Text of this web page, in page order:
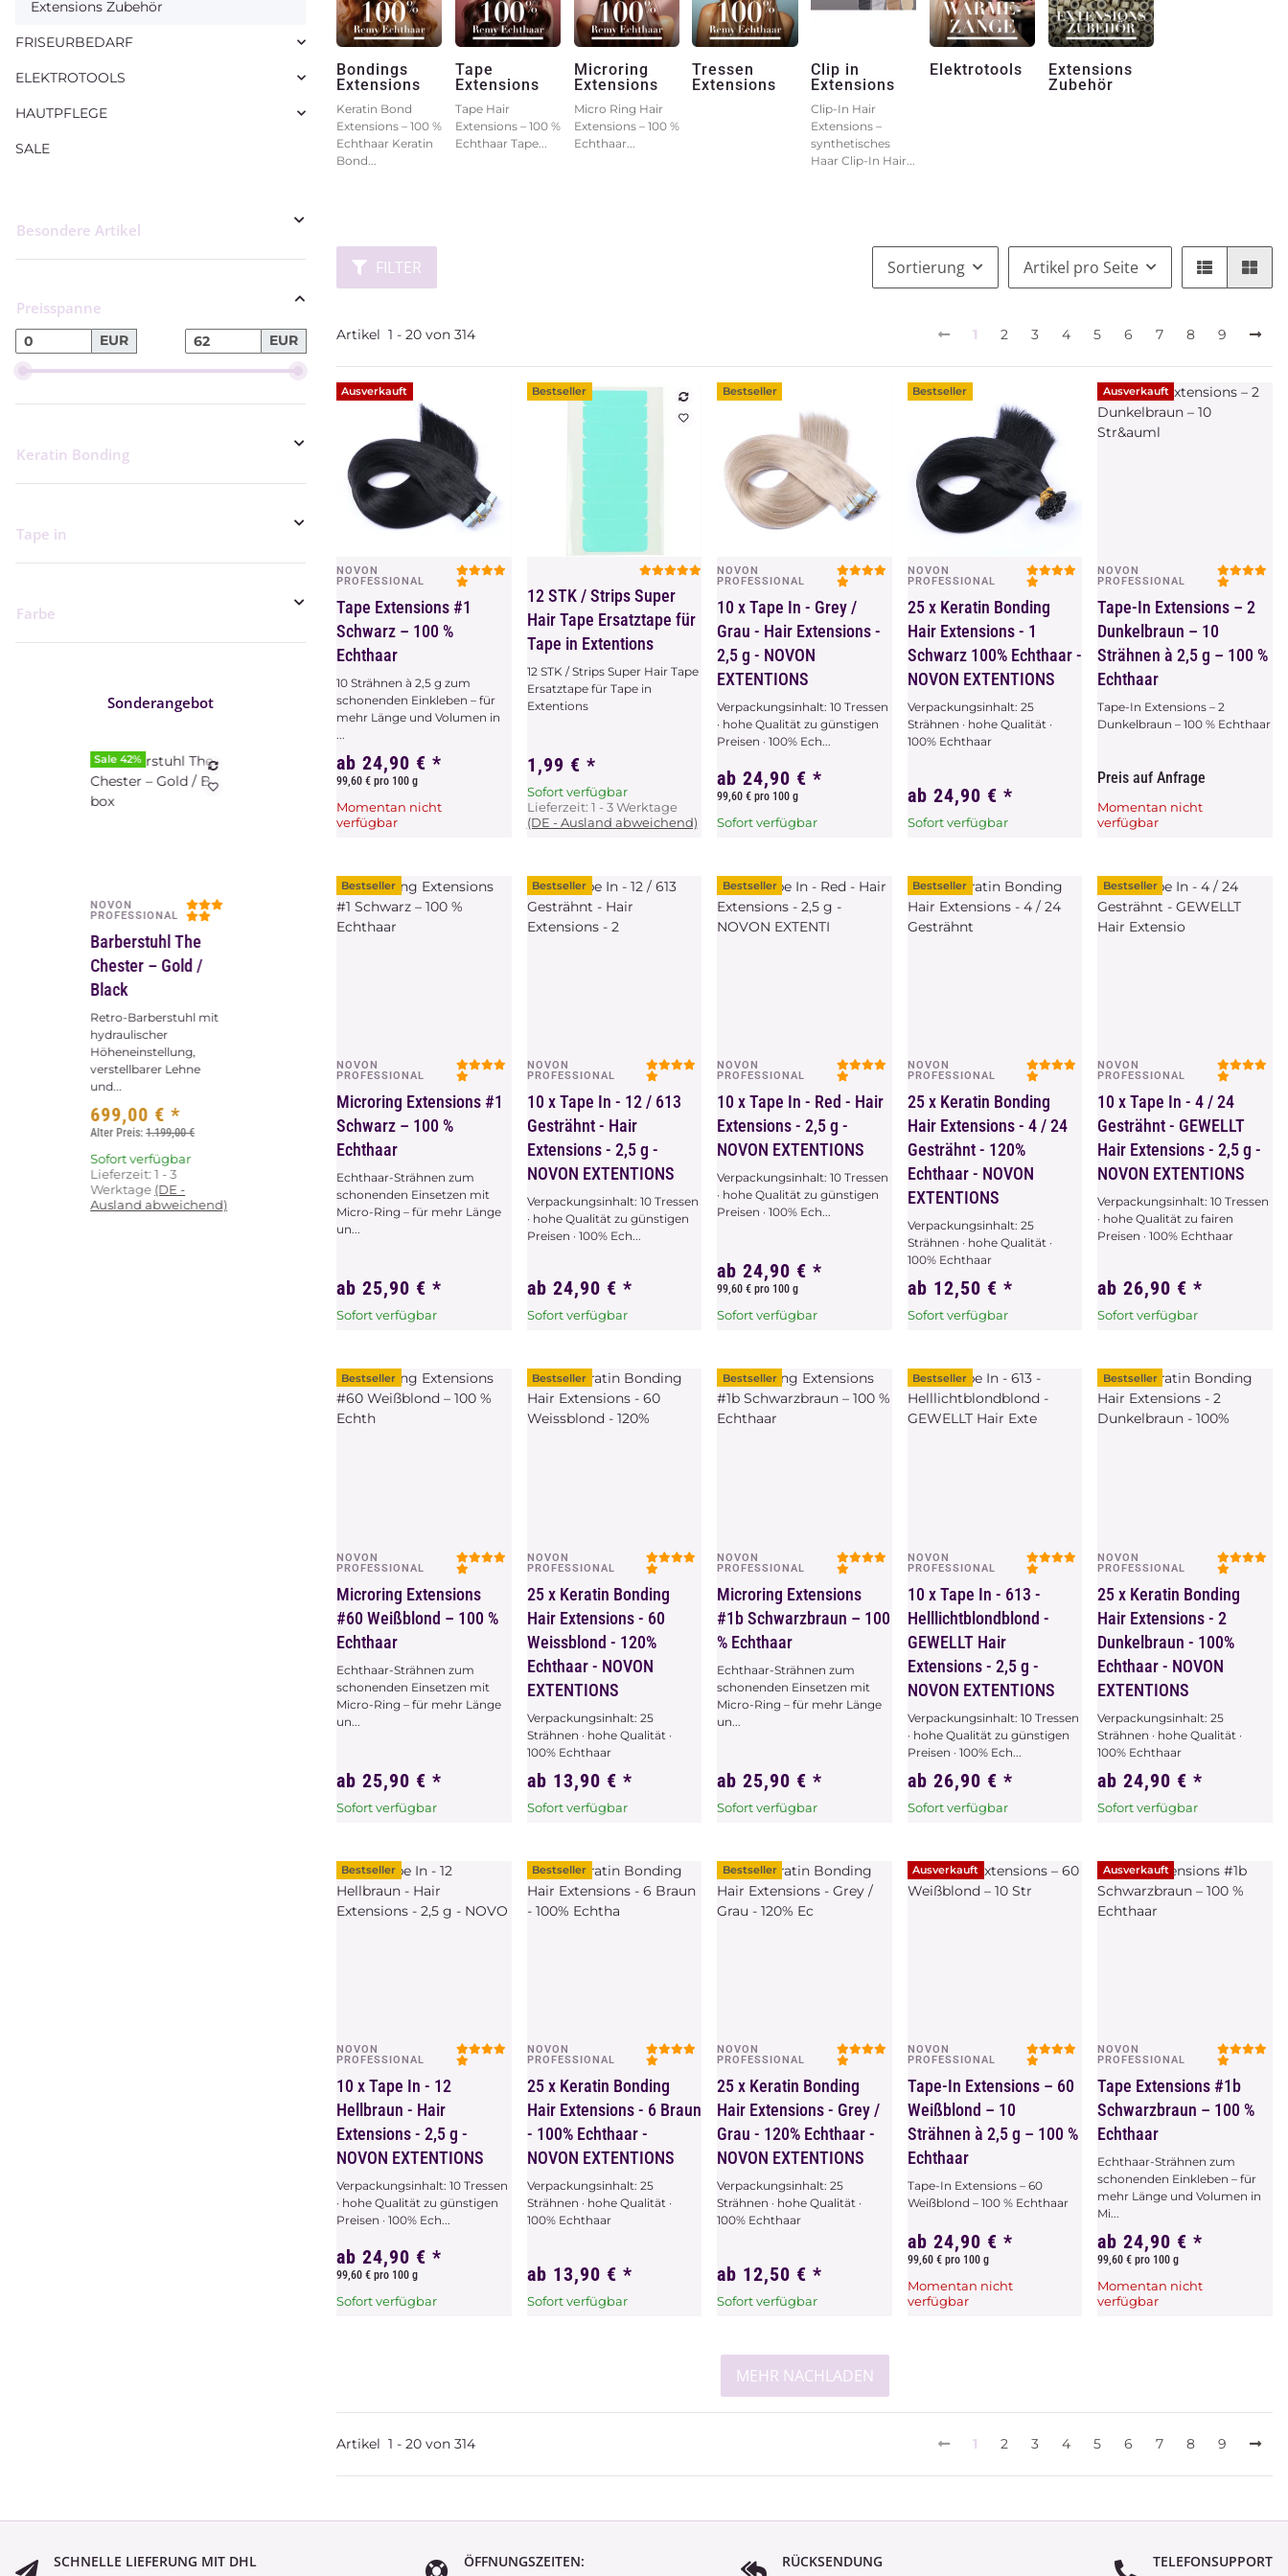
Bondings
Extensions
Keratin Bond
Extensions – 100 %
Echthaar Keratin
Bond...
Tape
Extensions
Tape Hair
Extensions – 100 %
Echthaar Tape...
Microring
Extensions
Micro Ring Hair
Extensions – 100 %
Echthaar...
Tressen
Extensions
Clip in
Extensions
Clip-In Hair
Extensions –
synthetisches
Haar Clip-In Hair...
Elektrotools
Extensions
Zubehör
FILTER Sortierung Artikel pro Seite
Artikel 1 - 20 von 314 1 2 3 4 5 6 7 8 9
Ausverkauft
Vorschau
NOVON
PROFESSIONAL
Tape Extensions #1
Schwarz – 100 %
Echthaar
10 Strähnen à 2,5 g zum
schonenden Einkleben – für
mehr Länge und Volumen in
...
ab 24,90 € *
99,60 € pro 100 g
Momentan nicht
verfügbar
Bestseller
Vorschau
12 STK / Strips Super
Hair Tape Ersatztape für
Tape in Extentions
12 STK / Strips Super Hair Tape
Ersatztape für Tape in
Extentions
1,99 € *
Sofort verfügbar
Lieferzeit: 1 - 3 Werktage
(DE - Ausland abweichend)
Bestseller
Vorschau
NOVON
PROFESSIONAL
10 x Tape In - Grey /
Grau - Hair Extensions -
2,5 g - NOVON
EXTENTIONS
Verpackungsinhalt: 10 Tressen
· hohe Qualität zu günstigen
Preisen · 100% Ech...
ab24,90 €*
99,60 € pro 100 g
Sofort verfügbar
bitte die gewünschte
Variation aus.
Bestseller
Vorschau
NOVON
PROFESSIONAL
25 x Keratin Bonding
Hair Extensions - 1
Schwarz 100% Echthaar -
NOVON EXTENTIONS
Verpackungsinhalt: 25
Strähnen · hohe Qualität ·
100% Echthaar
ab 24,90 € *
Sofort verfügbar
bitte die gewünschte
Variation aus.
Ausverkauft
Vorschau
NOVON
PROFESSIONAL
Tape-In Extensions – 2
Dunkelbraun – 10
Strähnen à 2,5 g – 100 %
Echthaar
Tape-In Extensions – 2
Dunkelbraun – 100 % Echthaar
Preis auf Anfrage
Momentan nicht
verfügbar
Bestseller
Vorschau
NOVON
PROFESSIONAL
Microring Extensions #1
Schwarz – 100 %
Echthaar
Echthaar-Strähnen zum
schonenden Einsetzen mit
Micro-Ring – für mehr Länge
un...
ab 25,90 € *
Sofort verfügbar
bitte die gewünschte
Variation aus.
Bestseller
Vorschau
NOVON
PROFESSIONAL
10 x Tape In - 12 / 613
Gesträhnt - Hair
Extensions - 2,5 g -
NOVON EXTENTIONS
Verpackungsinhalt: 10 Tressen
· hohe Qualität zu günstigen
Preisen · 100% Ech...
ab 24,90 € *
Sofort verfügbar
bitte die gewünschte
Variation aus.
Bestseller
Vorschau
NOVON
PROFESSIONAL
10 x Tape In - Red - Hair
Extensions - 2,5 g -
NOVON EXTENTIONS
Verpackungsinhalt: 10 Tressen
· hohe Qualität zu günstigen
Preisen · 100% Ech...
ab24,90 €*
99,60 € pro 100 g
Sofort verfügbar
bitte die gewünschte
Variation aus.
Bestseller
Vorschau
NOVON
PROFESSIONAL
25 x Keratin Bonding
Hair Extensions - 4 / 24
Gesträhnt - 120%
Echthaar - NOVON
EXTENTIONS
Verpackungsinhalt: 25
Strähnen · hohe Qualität ·
100% Echthaar
ab 12,50 € *
Sofort verfügbar
bitte die gewünschte
Variation aus.
Bestseller
Vorschau
NOVON
PROFESSIONAL
10 x Tape In - 4 / 24
Gesträhnt - GEWELLT
Hair Extensions - 2,5 g -
NOVON EXTENTIONS
Verpackungsinhalt: 10 Tressen
· hohe Qualität zu fairen
Preisen · 100% Echthaar
ab26,90 €*
Sofort verfügbar
bitte die gewünschte
Variation aus.
Bestseller
Vorschau
NOVON
PROFESSIONAL
Microring Extensions
#60 Weißblond – 100 %
Echthaar
Echthaar-Strähnen zum
schonenden Einsetzen mit
Micro-Ring – für mehr Länge
un...
ab 25,90 € *
Sofort verfügbar
bitte die gewünschte
Variation aus.
Bestseller
Vorschau
NOVON
PROFESSIONAL
25 x Keratin Bonding
Hair Extensions - 60
Weissblond - 120%
Echthaar - NOVON
EXTENTIONS
Verpackungsinhalt: 25
Strähnen · hohe Qualität ·
100% Echthaar
ab 13,90 € *
Sofort verfügbar
bitte die gewünschte
Variation aus.
Bestseller
Vorschau
NOVON
PROFESSIONAL
Microring Extensions
#1b Schwarzbraun – 100
% Echthaar
Echthaar-Strähnen zum
schonenden Einsetzen mit
Micro-Ring – für mehr Länge
un...
ab25,90 €*
Sofort verfügbar
bitte die gewünschte
Variation aus.
Bestseller
Vorschau
NOVON
PROFESSIONAL
10 x Tape In - 613 -
Helllichtblondblond -
GEWELLT Hair
Extensions - 2,5 g -
NOVON EXTENTIONS
Verpackungsinhalt: 10 Tressen
· hohe Qualität zu günstigen
Preisen · 100% Ech...
ab 26,90 € *
Sofort verfügbar
bitte die gewünschte
Variation aus.
Bestseller
Vorschau
NOVON
PROFESSIONAL
25 x Keratin Bonding
Hair Extensions - 2
Dunkelbraun - 100%
Echthaar - NOVON
EXTENTIONS
Verpackungsinhalt: 25
Strähnen · hohe Qualität ·
100% Echthaar
ab24,90 €*
Sofort verfügbar
bitte die gewünschte
Variation aus.
Bestseller
Vorschau
NOVON
PROFESSIONAL
10 x Tape In - 12
Hellbraun - Hair
Extensions - 2,5 g -
NOVON EXTENTIONS
Verpackungsinhalt: 10 Tressen
· hohe Qualität zu günstigen
Preisen · 100% Ech...
ab 24,90 € *
99,60 € pro 100 g
Sofort verfügbar
Bestseller
Vorschau
NOVON
PROFESSIONAL
25 x Keratin Bonding
Hair Extensions - 6 Braun
- 100% Echthaar -
NOVON EXTENTIONS
Verpackungsinhalt: 25
Strähnen · hohe Qualität ·
100% Echthaar
ab 13,90 € *
Sofort verfügbar
Bestseller
Vorschau
NOVON
PROFESSIONAL
25 x Keratin Bonding
Hair Extensions - Grey /
Grau - 120% Echthaar -
NOVON EXTENTIONS
Verpackungsinhalt: 25
Strähnen · hohe Qualität ·
100% Echthaar
ab 12,50 €*
Sofort verfügbar
Variation aus.
Ausverkauft
Vorschau
NOVON
PROFESSIONAL
Tape-In Extensions – 60
Weißblond – 10
Strähnen à 2,5 g – 100 %
Echthaar
Tape-In Extensions – 60
Weißblond – 100 % Echthaar
ab 24,90 € *
99,60 € pro 100 g
Momentan nicht
verfügbar
Ausverkauft
Vorschau
NOVON
PROFESSIONAL
Tape Extensions #1b
Schwarzbraun – 100 %
Echthaar
Echthaar-Strähnen zum
schonenden Einkleben – für
mehr Länge und Volumen in
Mi...
ab24,90 €*
99,60 € pro 100 g
Momentan nicht
verfügbar
MEHR NACHLADEN
Artikel 1 - 20 von 314 1 2 3 4 5 6 7 8 9
Extensions Zubehör
FRISEURBEDARF
ELEKTROTOOLS
HAUTPFLEGE
SALE
Preisspanne
EUR EUR
Keratin Bonding
Tape in
Farbe
Sonderangebot
Sale 42%
Vorschau
NOVON
PROFESSIONAL
Barberstuhl The
Chester – Gold /
Black
Retro-Barberstuhl mit
hydraulischer
Höheneinstellung,
verstellbarer Lehne
und...
699,00 €*
Alter Preis:1.199,00 €
Sofort verfügbar
Lieferzeit:1 - 3
Werktage (DE -
Ausland abweichend)
SCHNELLE LIEFERUNG MIT DHL ÖFFNUNGSZEITEN: RÜCKSENDUNG TELEFONSUPPORT